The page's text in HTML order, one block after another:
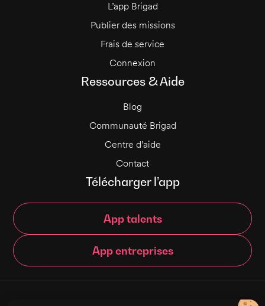
L’app Brigad
Publier des missions
Frais de service
Connexion
Ressources & Aide
Blog
Communauté Brigad
Centre d’aide
Contact
Télécharger l’app
App talents
App entreprises